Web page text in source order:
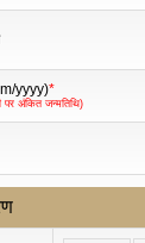
yyyy)*
अंकित जन्मतिथि)